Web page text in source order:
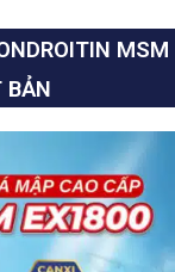
MSM
BẢN